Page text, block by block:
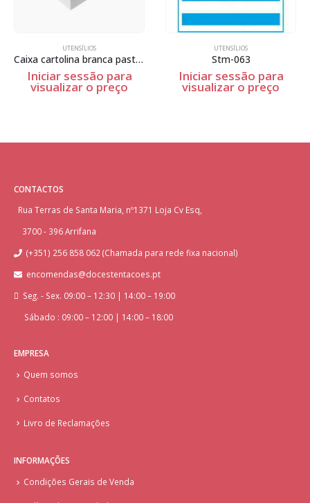
UTENSÍLIOS
Caixa cartolina branca pasteis
Iniciar sessão para
visualizar o preço
UTENSÍLIOS
Stm-063
Iniciar sessão para
visualizar o preço
CONTACTOS
Rua Terras de Santa Maria, nº1371 Loja Cv Esq,
3700 - 396 Arrifana
(+351) 256 858 062 (Chamada para rede fixa nacional)
encomendas@docestentacoes.pt
Seg. - Sex. 09:00 – 12:30 | 14:00 – 19:00
Sábado : 09:00 – 12:00 | 14:00 – 18:00
EMPRESA
Quem somos
Contatos
Livro de Reclamações
INFORMAÇÕES
Condições Gerais de Venda